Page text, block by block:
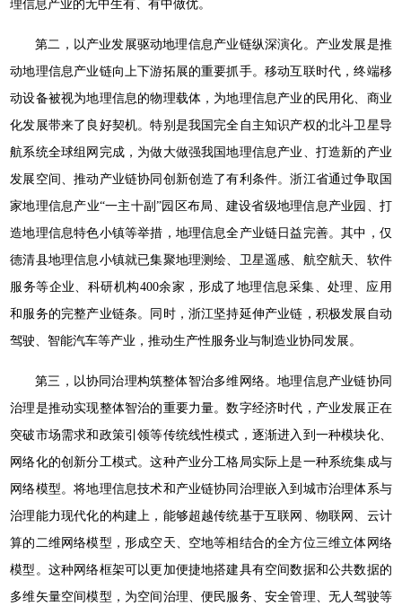
理信息产业的无中生有、有中做优。
第二，以产业发展驱动地理信息产业链纵深演化。产业发展是推
动地理信息产业链向上下游拓展的重要抓手。移动互联时代，终端移
动设备被视为地理信息的物理载体，为地理信息产业的民用化、商业
化发展带来了良好契机。特别是我国完全自主知识产权的北斗卫星导
航系统全球组网完成，为做大做强我国地理信息产业、打造新的产业
发展空间、推动产业链协同创新创造了有利条件。浙江省通过争取国
家地理信息产业“一主十副”园区布局、建设省级地理信息产业园、打
造地理信息特色小镇等举措，地理信息全产业链日益完善。其中，仅
德清县地理信息小镇就已集聚地理测绘、卫星遥感、航空航天、软件
服务等企业、科研机构400余家，形成了地理信息采集、处理、应用
和服务的完整产业链条。同时，浙江坚持延伸产业链，积极发展自动
驾驶、智能汽车等产业，推动生产性服务业与制造业协同发展。
第三，以协同治理构筑整体智治多维网络。地理信息产业链协同
治理是推动实现整体智治的重要力量。数字经济时代，产业发展正在
突破市场需求和政策引领等传统线性模式，逐渐进入到一种模块化、
网络化的创新分工模式。这种产业分工格局实际上是一种系统集成与
网络模型。将地理信息技术和产业链协同治理嵌入到城市治理体系与
治理能力现代化的构建上，能够超越传统基于互联网、物联网、云计
算的二维网络模型，形成空天、空地等相结合的全方位三维立体网络
模型。这种网络框架可以更加便捷地搭建具有空间数据和公共数据的
多维矢量空间模型，为空间治理、便民服务、安全管理、无人驾驶等